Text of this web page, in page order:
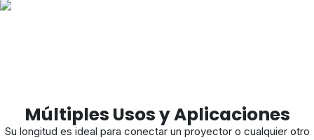
Múltiples Usos y Aplicaciones
Su longitud es ideal para conectar un proyector o cualquier otro